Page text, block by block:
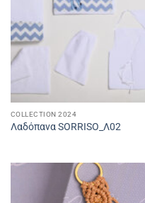
COLLECTION 2024
Λαδόπανα SORRISO_Λ02